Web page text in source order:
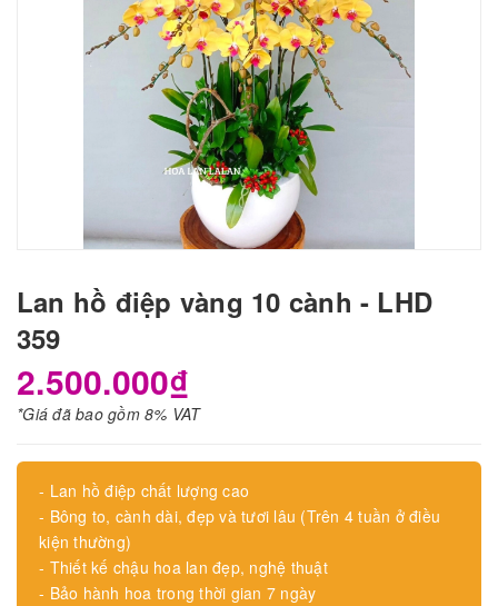
Lan hồ điệp vàng 10 cành - LHD
359
2.500.000₫
*Giá đã bao gồm 8% VAT
- Lan hồ điệp chất lượng cao
- Bông to, cành dài, đẹp và tươi lâu (Trên 4 tuần ở điều
kiện thường)
- Thiết kế chậu hoa lan đẹp, nghệ thuật
- Bảo hành hoa trong thời gian 7 ngày